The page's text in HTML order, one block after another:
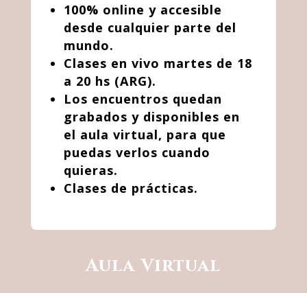
100% online y accesible
desde cualquier parte del
mundo.
Clases en vivo martes de 18
a 20 hs (ARG).
Los encuentros quedan
grabados y disponibles en
el aula virtual, para que
puedas verlos cuando
quieras.
Clases de prácticas.
Aula Virtual